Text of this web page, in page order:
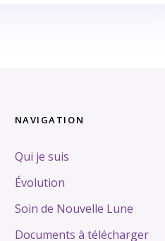
NAVIGATION
Qui je suis
Évolution
Soin de Nouvelle Lune
Documents à télécharger